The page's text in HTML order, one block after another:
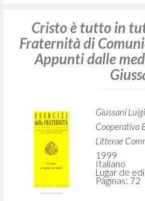
Cristo è tutto in
Fraternità di
Appunti dalle
Giussani
Cooperativa
Litterae
1999
Italiano
Lugar de
Páginas: 72